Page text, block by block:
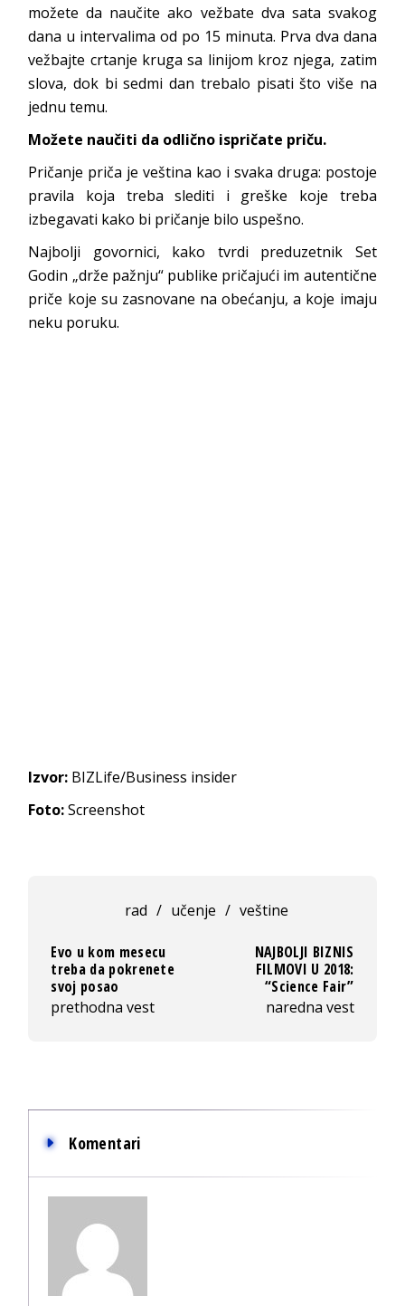
možete da naučite ako vežbate dva sata svakog
dana u intervalima od po 15 minuta. Prva dva dana
vežbajte crtanje kruga sa linijom kroz njega, zatim
slova, dok bi sedmi dan trebalo pisati što više na
jednu temu.
Možete naučiti da odlično ispričate priču.
Pričanje priča je veština kao i svaka druga: postoje
pravila koja treba slediti i greške koje treba
izbegavati kako bi pričanje bilo uspešno.
Najbolji govornici, kako tvrdi preduzetnik Set
Godin „drže pažnju“ publike pričajući im autentične
priče koje su zasnovane na obećanju, a koje imaju
neku poruku.
Izvor: BIZLife/Business insider
Foto:Screenshot
rad / učenje / veštine
Evo u kom mesecu
treba da pokrenete
svoj posao
prethodna vest
NAJBOLJI BIZNIS
FILMOVI U 2018:
“Science Fair”
naredna vest
Komentari